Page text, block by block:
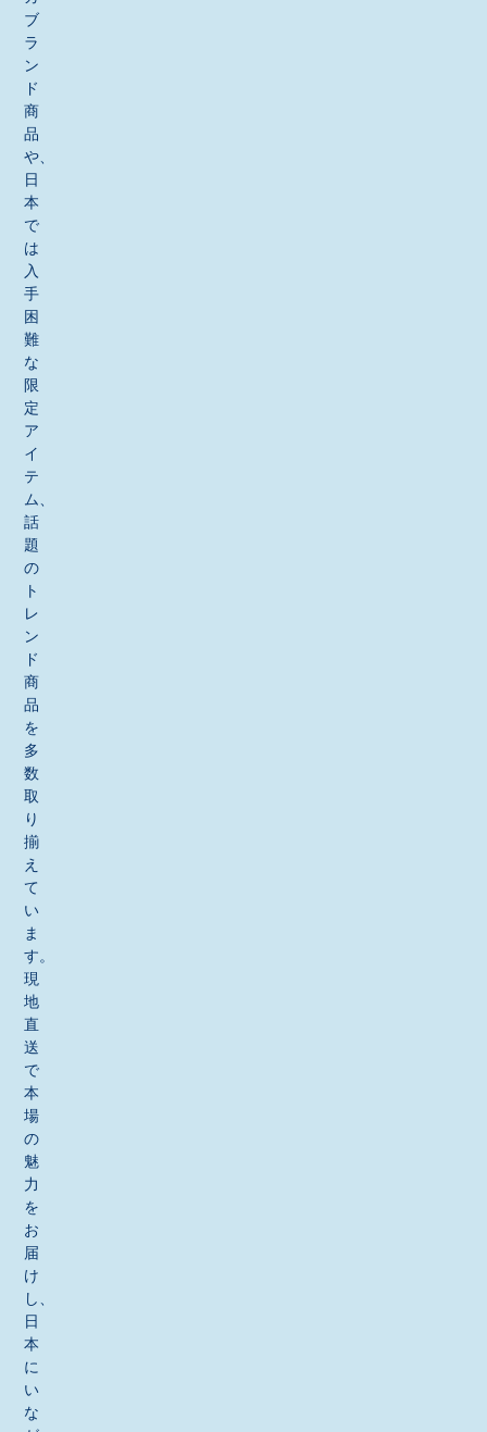
ブ
ラ
ン
ド
商
品
や、
日
本
で
は
入
手
困
難
な
限
定
ア
イ
テ
ム、
話
題
の
ト
レ
ン
ド
商
品
を
多
数
取
り
揃
え
て
い
ま
す。
現
地
直
送
で
本
場
の
魅
力
を
お
届
け
し、
日
本
に
い
な